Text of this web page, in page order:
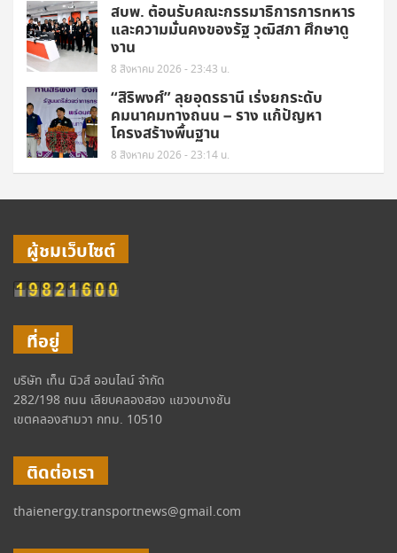
สบพ. ต้อนรับคณะกรรมาธิการการทหาร
และความมั่นคงของรัฐ วุฒิสภา ศึกษาดู
งาน
8 สิงหาคม 2026 - 23:43 น.
“สิริพงศ์” ลุยอุดรธานี เร่งยกระดับ
คมนาคมทางถนน – ราง แก้ปัญหา
โครงสร้างพื้นฐาน
8 สิงหาคม 2026 - 23:14 น.
ผู้ชมเว็บไซต์
ที่อยู่
บริษัท เท็น นิวส์ ออนไลน์ จำกัด
282/198 ถนน เลียบคลองสอง แขวงบางชัน
เขตคลองสามวา กทม. 10510
ติดต่อเรา
thaienergy.transportnews@gmail.com